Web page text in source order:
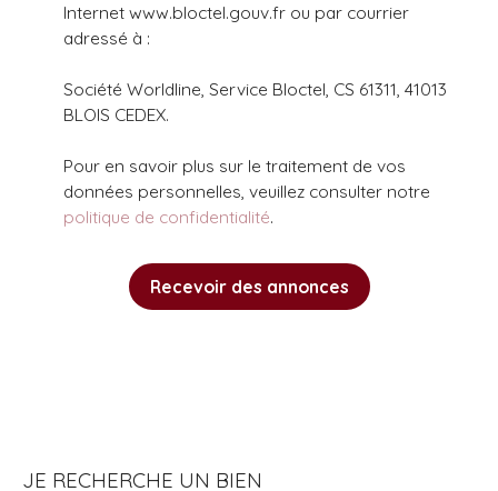
Internet www.bloctel.gouv.fr ou par courrier
adressé à :
Société Worldline, Service Bloctel, CS 61311, 41013
BLOIS CEDEX.
Pour en savoir plus sur le traitement de vos
données personnelles, veuillez consulter notre
politique de confidentialité.
Recevoir des annonces
JE RECHERCHE UN BIEN